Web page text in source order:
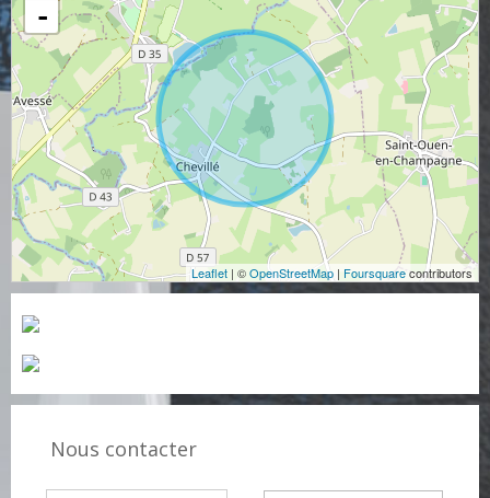
-
Leaflet | ©OpenStreetMap | Foursquarecontributors
Nous contacter